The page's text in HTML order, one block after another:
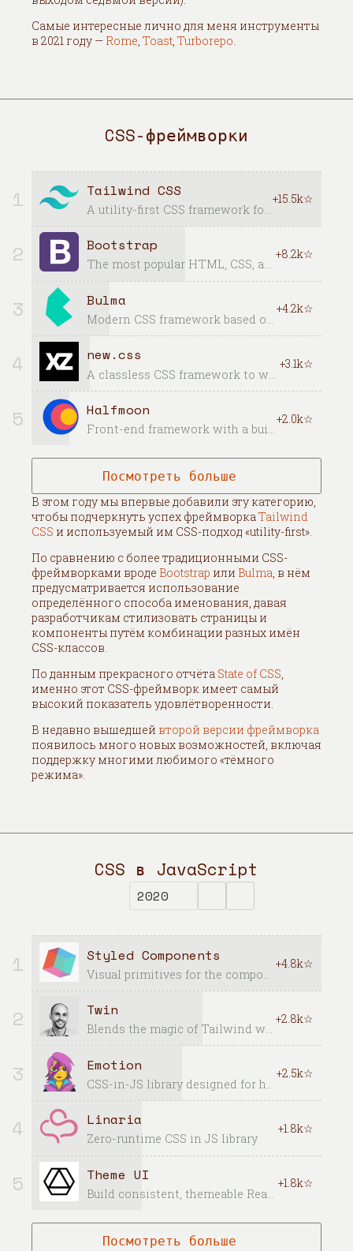
Самые интересные лично для меня инструменты
в 2021 году — Rome Toast Turborepo
CSS-фреймворки
1 Tailwind CSS
A utility-first CSS framework for rapid UI development.
+15.5k☆
2 Bootstrap
The most popular HTML, CSS, and JavaScript framework for developing responsive, mobile first projects on the web.
+8.2k☆
3 Bulma
Modern CSS framework based on Flexbox
+4.2k☆
4 new.css +3.1k☆
5 Halfmoon
Front-end framework with a built-in dark mode and full customizability using CSS variables; great for building dashboards and tools.
+2.0k☆
Посмотреть больше
В этом году мы впервые добавили эту категорию,
чтобы подчеркнуть успех фреймворкаTailwind
CSS и используемый им CSS-подход «utility-first».
По сравнению с более традиционными CSS-
фреймворками вроде Bootstrap или Bulma, в нём
предусматривается использование
определённого способа именования, давая
разработчикам стилизовать страницы и
компоненты путём комбинации разных имён
CSS-классов.
По данным прекрасного отчёта State of CSS,
именно этот CSS-фреймворк имеет самый
высокий показатель удовлётворенности.
В недавно вышедшей второй версии фреймворка
появилось много новых возможностей, включая
поддержку многими любимого «тёмного
режима».
CSS в JavaScript
1 Styled Components +4.8k☆
2 Twin
Blends the magic of Tailwind with the flexibility of css-in-js
+2.8k☆
3 Emotion
CSS-in-JS library designed for high performance style composition
+2.5k☆
4 Linaria
Zero-runtime CSS in JS library
+1.8k☆
5 Theme UI
Build consistent, themeable React apps based on constraint-based design principles
+1.8k☆
Посмотреть больше